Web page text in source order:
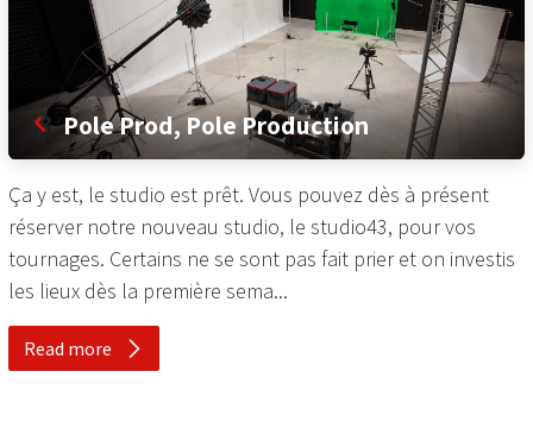
Pole Prod, Pole Production
Ça y est, le studio est prêt. Vous pouvez dès à présent
réserver notre nouveau studio, le studio43, pour vos
tournages. Certains ne se sont pas fait prier et on investis
les lieux dès la première sema...
Read more